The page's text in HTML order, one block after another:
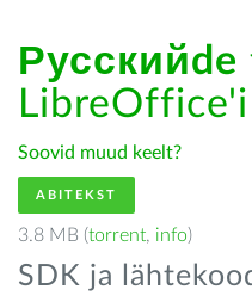
Русскийde
Soovid muud keelt?
ABITEKST
3.8 MB (torrent, info)
SDK ja